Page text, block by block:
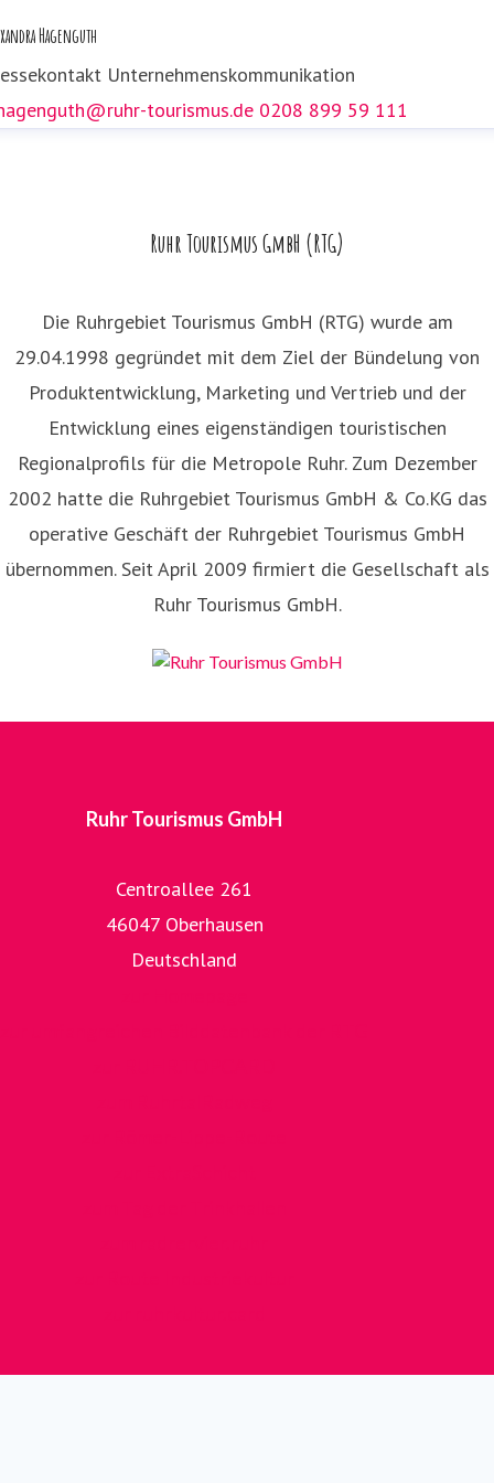
tourismus.de
Hagenguth
Unternehmenskommunikation
tourismus.de 0208 899 59 111
Ruhr Tourismus GmbH (RTG)
Die Ruhrgebiet Tourismus GmbH (RTG) wurde am
29.04.1998 gegründet mit dem Ziel der Bündelung von
Produktentwicklung, Marketing und Vertrieb und der
Entwicklung eines eigenständigen touristischen
Regionalprofils für die Metropole Ruhr. Zum Dezember
2002 hatte die Ruhrgebiet Tourismus GmbH & Co.KG das
operative Geschäft der Ruhrgebiet Tourismus GmbH
übernommen. Seit April 2009 firmiert die Gesellschaft als
Ruhr Tourismus GmbH.
Ruhr Tourismus GmbH
Centroallee 261
46047 Oberhausen
Deutschland